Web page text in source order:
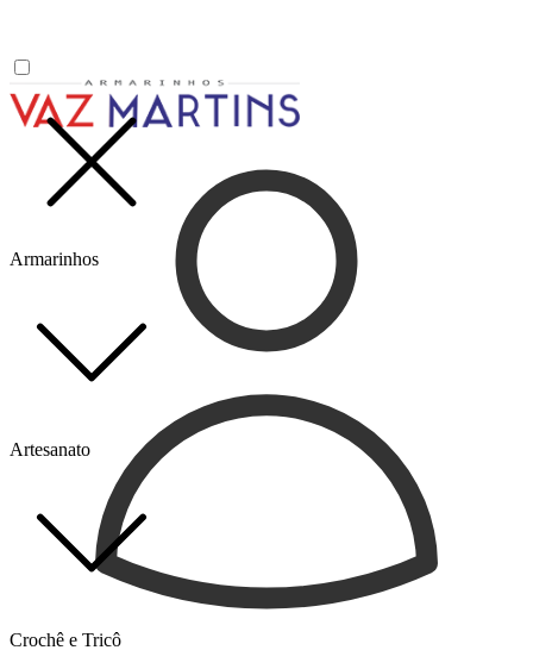
Armarinhos
Artesanato
Crochê e Tricô